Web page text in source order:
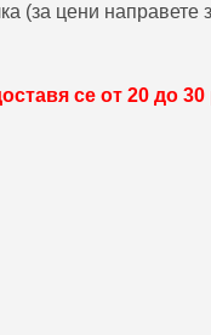
(за цени направете
се от 20 до
модел SL330